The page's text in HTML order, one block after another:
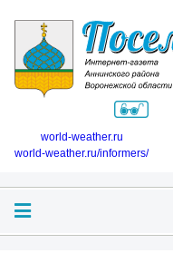
world-weather.ru
world-weather.ru/informers/